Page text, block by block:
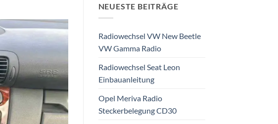
NEUESTE BEITRÄGE
Radiowechsel VW New Beetle
VW Gamma Radio
Radiowechsel Seat Leon
Einbauanleitung
Opel Meriva Radio
Steckerbelegung CD30